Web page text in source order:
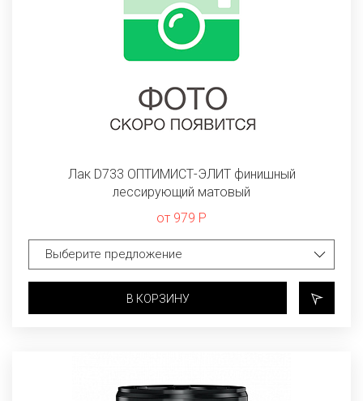
Лак D733 ОПТИМИCТ-ЭЛИТ финишный
лессирующий матовый
от 979 Р
В КОРЗИНУ